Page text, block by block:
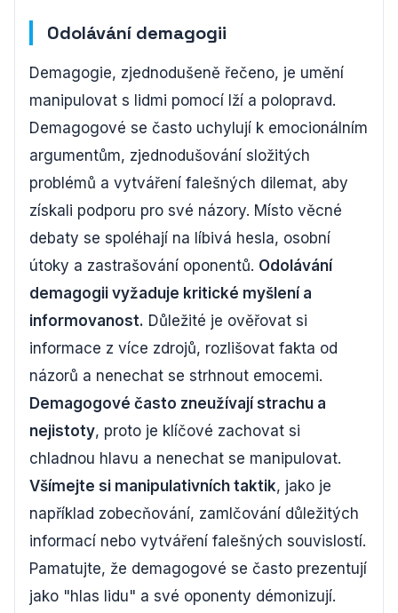
Odolávání demagogii
Demagogie, zjednodušeně řečeno, je umění
manipulovat s lidmi pomocí lží a polopravd.
Demagogové se často uchylují k emocionálním
argumentům, zjednodušování složitých
problémů a vytváření falešných dilemat, aby
získali podporu pro své názory. Místo věcné
debaty se spoléhají na líbivá hesla, osobní
útoky a zastrašování oponentů. Odolávání
demagogii vyžaduje kritické myšlení a
informovanost. Důležité je ověřovat si
informace z více zdrojů, rozlišovat fakta od
názorů a nenechat se strhnout emocemi.
Demagogové často zneužívají strachu a
nejistoty, proto je klíčové zachovat si
chladnou hlavu a nenechat se manipulovat.
Všímejte si manipulativních taktik, jako je
například zobecňování, zamlčování důležitých
informací nebo vytváření falešných souvislostí.
Pamatujte, že demagogové se často prezentují
jako "hlas lidu" a své oponenty démonizují.